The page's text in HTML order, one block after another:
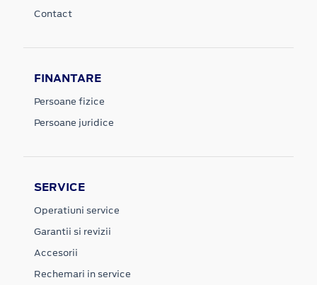
Contact
FINANTARE
Persoane fizice
Persoane juridice
SERVICE
Operatiuni service
Garantii si revizii
Accesorii
Rechemari in service